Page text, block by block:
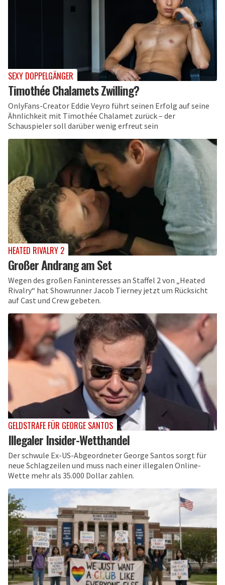
SEXY DOPPELGÄNGER
Timothée Chalamets Zwilling?
OnlyFans-Creator Eddie Veyro führt seinen Erfolg auf seine
Ähnlichkeit mit Timothée Chalamet zurück – der
Schauspieler soll darüber wenig erfreut sein
HEATED RIVALRY 2
Großer Andrang am Set
Wegen des großen Faninteresses an Staffel 2 von „Heated
Rivalry“ hat Showrunner Jacob Tierney jetzt um Rücksicht
auf Cast und Crew gebeten.
GELDSTRAFE FÜR GEORGE SANTOS
Illegaler Insider-Wetthandel
Der schwule Ex-US-Abgeordneter George Santos sorgt für
neue Schlagzeilen und muss nach einer illegalen Online-
Wette mehr als 35.000 Dollar zahlen.